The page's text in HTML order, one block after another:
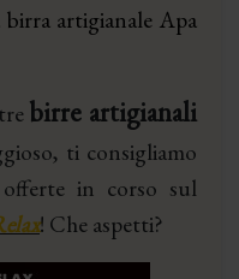
birra artigianale Apa
birre artigianali
ti consigliamo
in corso sul
! Che aspetti?